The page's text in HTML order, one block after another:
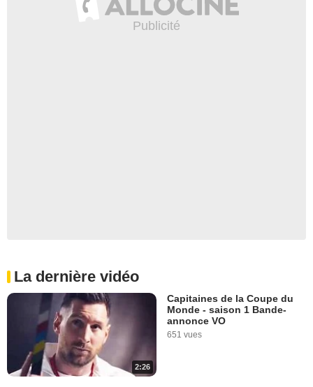
La dernière vidéo
2:26
Capitaines de la Coupe du
Monde - saison 1 Bande-
annonce VO
651 vues